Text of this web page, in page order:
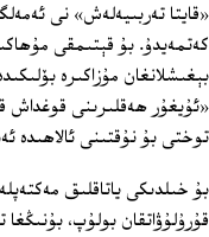
«قايتا تەربىيەلەش» نى
كەتمەيدۇ. بۇ قېتىمقى
بېغىشلانغان مۇزاكىرە
«ئۇيغۇر ھەقلىرىنى
توختى بۇ نۇقتىنى ئالاھىدە
بۇ خىلدىكى ياتاقلىق
قۇرۇلۇۋاتقان بولۇپ، بۇنىڭغا